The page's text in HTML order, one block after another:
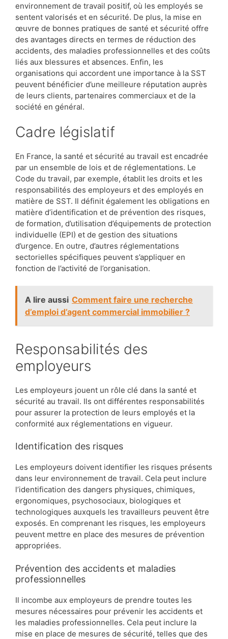
environnement de travail positif, où les employés se
sentent valorisés et en sécurité. De plus, la mise en
œuvre de bonnes pratiques de santé et sécurité offre
des avantages directs en termes de réduction des
accidents, des maladies professionnelles et des coûts
liés aux blessures et absences. Enfin, les
organisations qui accordent une importance à la SST
peuvent bénéficier d’une meilleure réputation auprès
de leurs clients, partenaires commerciaux et de la
société en général.
Cadre législatif
En France, la santé et sécurité au travail est encadrée
par un ensemble de lois et de réglementations. Le
Code du travail, par exemple, établit les droits et les
responsabilités des employeurs et des employés en
matière de SST. Il définit également les obligations en
matière d’identification et de prévention des risques,
de formation, d’utilisation d’équipements de protection
individuelle (EPI) et de gestion des situations
d’urgence. En outre, d’autres réglementations
sectorielles spécifiques peuvent s’appliquer en
fonction de l’activité de l’organisation.
A lire aussi Comment faire une recherche
d’emploi d’agent commercial immobilier ?
Responsabilités des
employeurs
Les employeurs jouent un rôle clé dans la santé et
sécurité au travail. Ils ont différentes responsabilités
pour assurer la protection de leurs employés et la
conformité aux réglementations en vigueur.
Identification des risques
Les employeurs doivent identifier les risques présents
dans leur environnement de travail. Cela peut inclure
l’identification des dangers physiques, chimiques,
ergonomiques, psychosociaux, biologiques et
technologiques auxquels les travailleurs peuvent être
exposés. En comprenant les risques, les employeurs
peuvent mettre en place des mesures de prévention
appropriées.
Prévention des accidents et maladies
professionnelles
Il incombe aux employeurs de prendre toutes les
mesures nécessaires pour prévenir les accidents et
les maladies professionnelles. Cela peut inclure la
mise en place de mesures de sécurité, telles que des